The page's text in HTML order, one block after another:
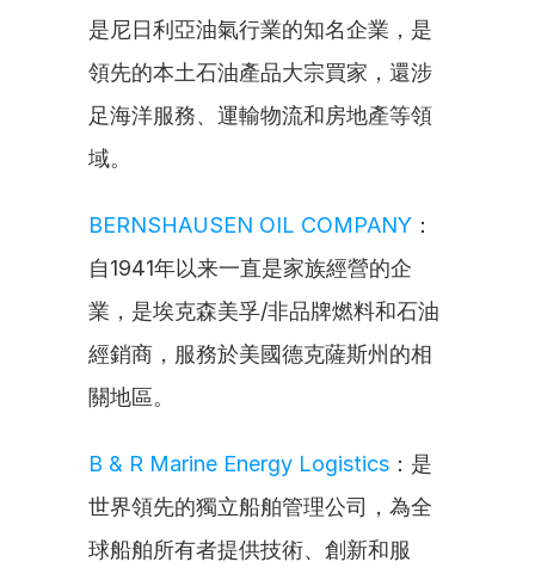
是尼日利亞油氣行業的知名企業，是
領先的本土石油產品大宗買家，還涉
足海洋服務、運輸物流和房地產等領
域。
BERNSHAUSEN OIL COMPANY ：
自1941年以来一直是家族經營的企
業，是埃克森美孚/非品牌燃料和石油
經銷商，服務於美國德克薩斯州的相
關地區。
B & R Marine Energy Logistics ：是
世界領先的獨立船舶管理公司，為全
球船舶所有者提供技術、創新和服